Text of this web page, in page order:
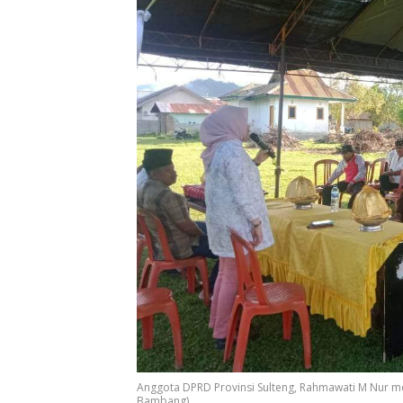
Anggota DPRD Provinsi Sulteng, Rahmawati M Nur